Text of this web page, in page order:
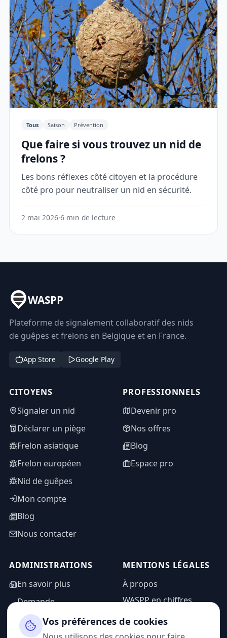
Tous Saison Prévention
Que faire si vous trouvez un nid de
frelons ?
Les bons réflexes côté citoyen et la procédure
côté pro pour neutraliser un nid en sécurité.
2 mai 2026·6 min de lecture
WASPP
Plateforme de signalement collaboratif des nids
de guêpes et frelons en Belgique et en France.
App Store Google Play
CITOYENS
Signaler un nid
Déclarer un piège
Frelon asiatique
Frelon européen
Nid de guêpes
Mon compte
Blog
Nous contacter
PROFESSIONNELS
Devenir pro
Nos offres
Blog
Espace pro
ADMINISTRATIONS
En savoir plus
Demande
d'information
Espace admin
MENTIONS LÉGALES
À propos
WASPP en chiffres
Mentions légales
Politique de
Vos préférences de cookies